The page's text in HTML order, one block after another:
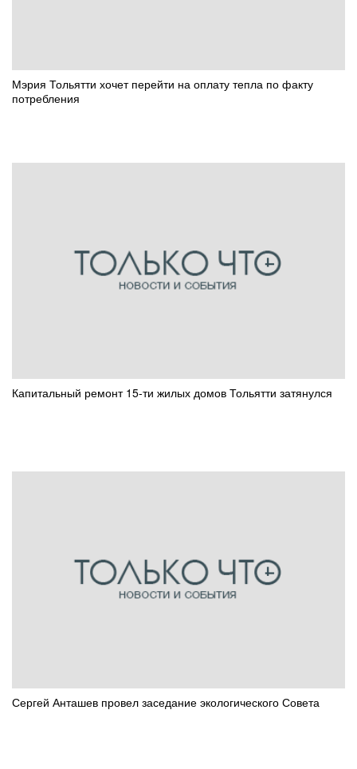
Мэрия Тольятти хочет перейти на оплату тепла по факту
потребления
Капитальный ремонт 15-ти жилых домов Тольятти затянулся
Сергей Анташев провел заседание экологического Совета